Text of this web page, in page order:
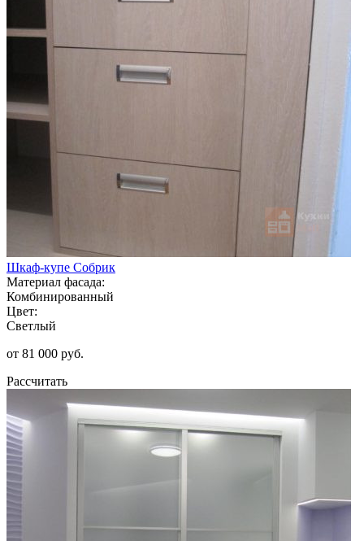
Шкаф-купе Собрик
Материал фасада:
Комбинированный
Цвет:
Светлый
от 81 000 руб.
Рассчитать